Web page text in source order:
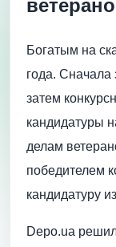
Богатым на
года. Сначала
затем
кандидатуры
делам
победителем
кандидатуру
Depo.ua